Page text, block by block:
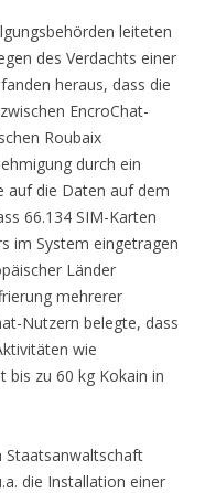
leiteten
des Verdachts einer
heraus, dass die
EncroChat-
Roubaix
durch ein
auf die Daten auf dem
66.134 SIM-Karten
im System eingetragen
Länder
mehrerer
Nutzern belegte, dass
wie
bis zu 60 kg Kokain in
Staatsanwaltschaft
die Installation einer